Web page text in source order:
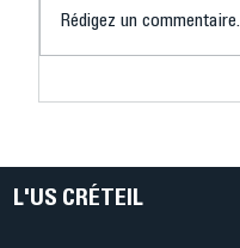
Ping ? Quand le
Rédigez un
L'US CRÉTEIL